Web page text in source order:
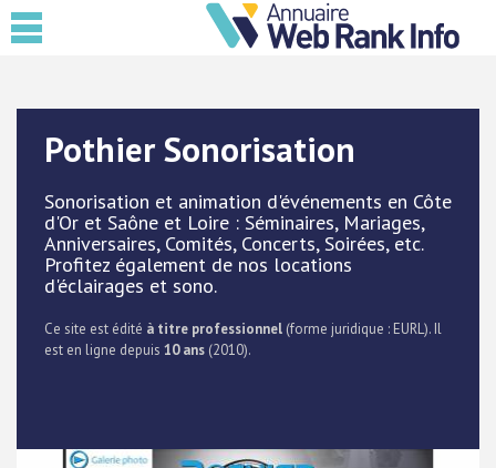
Pothier Sonorisation
Sonorisation et animation d'événements en Côte
d'Or et Saône et Loire : Séminaires, Mariages,
Anniversaires, Comités, Concerts, Soirées, etc.
Profitez également de nos locations
d'éclairages et sono.
Ce site est édité à titre professionnel (forme juridique : EURL). Il
est en ligne depuis 10 ans (2010).